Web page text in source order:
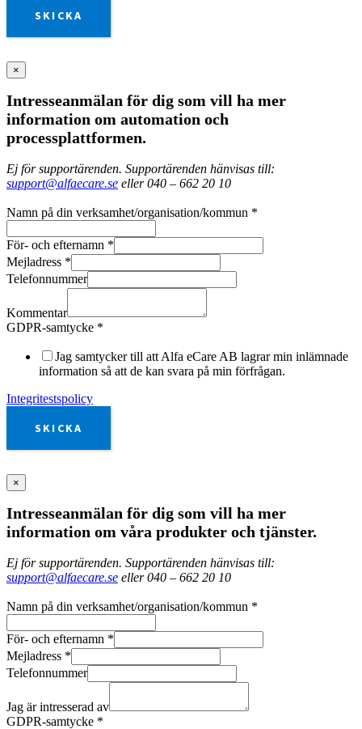
SKICKA
×
Intresseanmälan för dig som vill ha mer
information om automation och
processplattformen.
Ej för supportärenden. Supportärenden hänvisas till:
support@alfaecare.se eller 040 – 662 20 10
Namn på din verksamhet/organisation/kommun *
För- och efternamn *
Mejladress *
Telefonnummer
Kommentar
GDPR-samtycke *
Jag samtycker till att Alfa eCare AB lagrar min inlämnade
information så att de kan svara på min förfrågan.
Integritestspolicy
SKICKA
×
Intresseanmälan för dig som vill ha mer
information om våra produkter och tjänster.
Ej för supportärenden. Supportärenden hänvisas till:
support@alfaecare.se eller 040 – 662 20 10
Namn på din verksamhet/organisation/kommun *
För- och efternamn *
Mejladress *
Telefonnummer
Jag är intresserad av
GDPR-samtycke *